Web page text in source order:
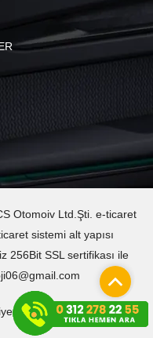
Otomoiv Ltd.Şti. e-ticaret
sistemi alt yapısı
256Bit SSL sertifikası ile
oluşturuldu.